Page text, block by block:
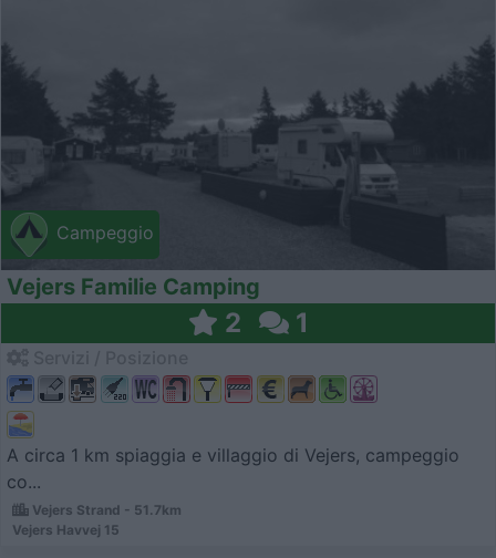
Campeggio
Vejers Familie Camping
2 1
A circa 1 km spiaggia e villaggio di Vejers, campeggio
co...
Vejers Strand - 51.7km
Vejers Havvej 15